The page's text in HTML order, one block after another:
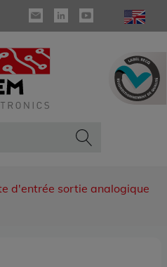
d'entrée sortie analogique